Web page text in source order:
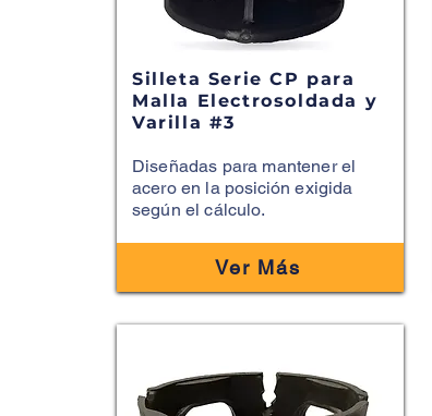
Silleta Serie CP para
Malla Electrosoldada y
Varilla #3
Diseñadas para mantener el
acero en la posición exigida
según el cálculo.
Ver Más